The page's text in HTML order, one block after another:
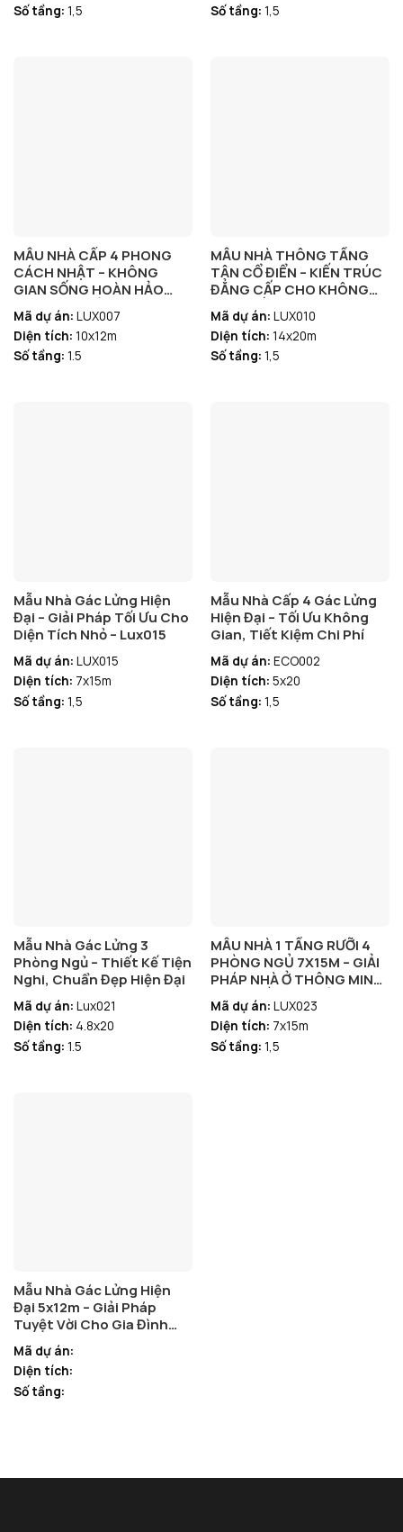
Số tầng: 1,5
Số tầng: 1,5
MẪU NHÀ CẤP 4 PHONG
CÁCH NHẬT – KHÔNG
GIAN SỐNG HOÀN HẢO
CHO GIA CHỦ HIỆN ĐẠI
Mã dự án: LUX007
Diện tích: 10x12m
Số tầng: 1.5
MẪU NHÀ THÔNG TẦNG
TÂN CỔ ĐIỂN – KIẾN TRÚC
ĐẲNG CẤP CHO KHÔNG
GIAN SỐNG SANG TRỌNG
Mã dự án: LUX010
Diện tích: 14x20m
Số tầng: 1,5
Mẫu Nhà Gác Lửng Hiện
Đại – Giải Pháp Tối Ưu Cho
Diện Tích Nhỏ – Lux015
Mã dự án: LUX015
Diện tích: 7x15m
Số tầng: 1,5
Mẫu Nhà Cấp 4 Gác Lửng
Hiện Đại – Tối Ưu Không
Gian, Tiết Kiệm Chi Phí
Mã dự án: ECO002
Diện tích: 5x20
Số tầng: 1,5
Mẫu Nhà Gác Lửng 3
Phòng Ngủ – Thiết Kế Tiện
Nghi, Chuẩn Đẹp Hiện Đại
Mã dự án: Lux021
Diện tích: 4.8x20
Số tầng: 1.5
MẪU NHÀ 1 TẦNG RƯỠI 4
PHÒNG NGỦ 7X15M – GIẢI
PHÁP NHÀ Ở THÔNG MINH,
ĐÁNG ĐẦU TƯ CHỈ VỚI 768
TRIỆU
Mã dự án: LUX023
Diện tích: 7x15m
Số tầng: 1,5
Mẫu Nhà Gác Lửng Hiện
Đại 5x12m – Giải Pháp
Tuyệt Vời Cho Gia Đình
Trẻ Cần 3 Phòng Ngủ
Mã dự án:
Diện tích:
Số tầng: